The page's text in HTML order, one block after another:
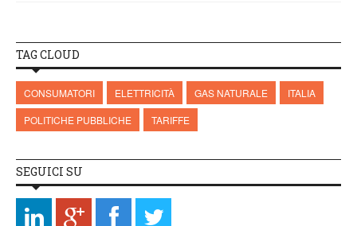
TAG CLOUD
CONSUMATORI ELETTRICITÀ GAS NATURALE
ITALIA
POLITICHE PUBBLICHE
TARIFFE
SEGUICI SU